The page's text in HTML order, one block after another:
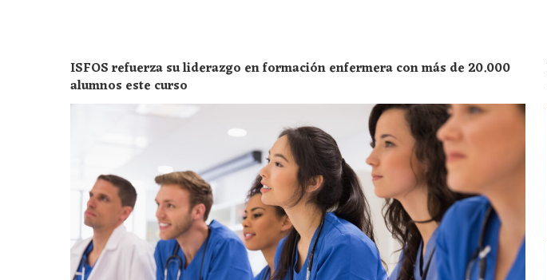
ISFOS refuerza su liderazgo en formación enfermera con más de 20.000
alumnos este curso